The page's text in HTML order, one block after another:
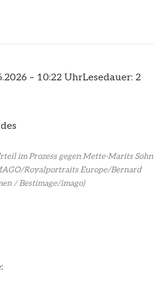
– 10:22 UhrLesedauer: 2
im Prozess gegen Mette-Marits Sohn
Royalportraits Europe/Bernard
/ Bestimage/imago)